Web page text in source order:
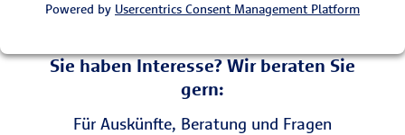
Powered by Usercentrics Consent Management Platform
Sie haben Interesse? Wir beraten Sie
gern:
Für Auskünfte, Beratung und Fragen